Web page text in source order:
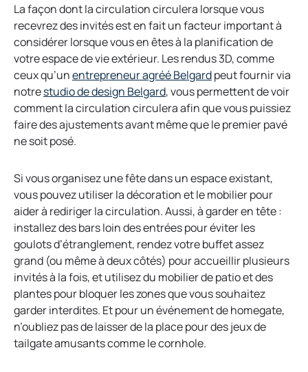
t
a
b
La façon dont la circulation circulera lorsque vous
recevrez des invités est en fait un facteur important à
considérer lorsque vous en êtes à la planification de
votre espace de vie extérieur. Les rendus 3D, comme
ceux qu’unentrepreneur agréé Belgardo
p
e
n
n
a
n
e
w
t
a
b
peut fournir via
notrestudio de design Belgardo
p
e
i
n
a
n
e
w
t
a
b
, vous permettent de voir
comment la circulation circulera afin que vous puissiez
faire des ajustements avant même que le premier pavé
ne soit posé.
Si vous organisez une fête dans un espace existant,
vous pouvez utiliser la décoration et le mobilier pour
aider à rediriger la circulation. Aussi, à garder en tête :
installez des bars loin des entrées pour éviter les
goulots d’étranglement, rendez votre buffet assez
grand (ou même à deux côtés) pour accueillir plusieurs
invités à la fois, et utilisez du mobilier de patio et des
plantes pour bloquer les zones que vous souhaitez
garder interdites. Et pour un événement de homegate,
n’oubliez pas de laisser de la place pour des jeux de
tailgate amusants comme le cornhole.